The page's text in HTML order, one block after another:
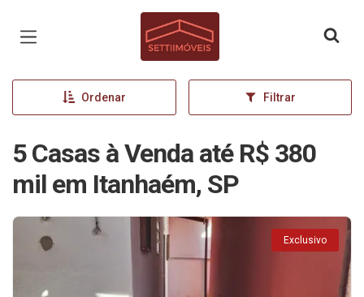
Página inicial
Ordenar Filtrar
5 Casas à Venda até R$ 380
mil em Itanhaém, SP
Exclusivo